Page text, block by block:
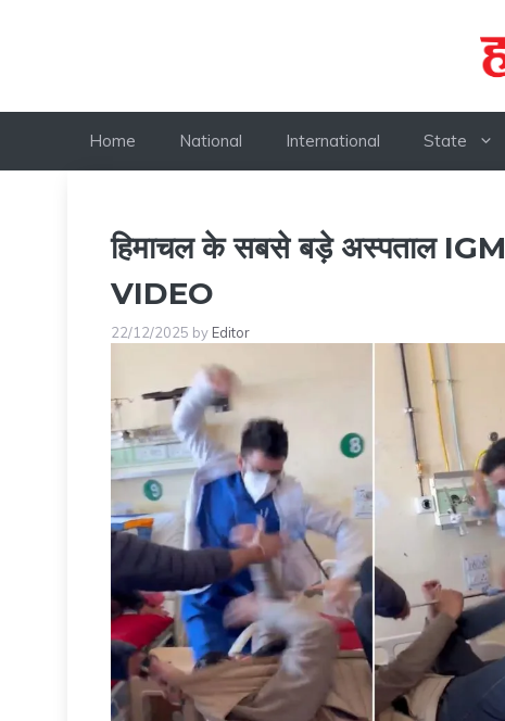
Home National International State
हिमाचल के सबसे बड़े अस्पताल
VIDEO
22/12/2025 by Editor